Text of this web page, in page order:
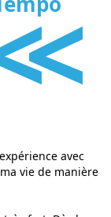
avec
vie de manière